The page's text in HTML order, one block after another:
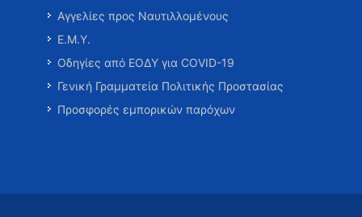
Αγγελίες προς Ναυτιλλομένους
Ε.Μ.Υ.
Οδηγίες από ΕΟΔΥ για COVID-19
Γενική Γραμματεία Πολιτικής Προστασίας
Προσφορές εμπορικών παρόχων